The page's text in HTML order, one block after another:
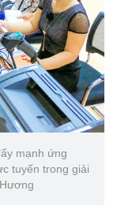
English
Góp ý
(MST)
mạnh ứng
tuyến trong giải